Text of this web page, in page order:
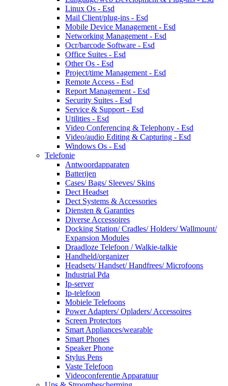
Linux Os - Esd
Mail Client/plug-ins - Esd
Mobile Device Management - Esd
Networking Management - Esd
Ocr/barcode Software - Esd
Office Suites - Esd
Other Os - Esd
Project/time Management - Esd
Remote Access - Esd
Report Management - Esd
Security Suites - Esd
Service & Support - Esd
Utilities - Esd
Video Conferencing & Telephony - Esd
Video/audio Editing & Capturing - Esd
Windows Os - Esd
Telefonie
Antwoordapparaten
Batterijen
Cases/ Bags/ Sleeves/ Skins
Dect Headset
Dect Systems & Accessories
Diensten & Garanties
Diverse Accessoires
Docking Station/ Cradles/ Holders/ Wallmount/
Expansion Modules
Draadloze Telefoon / Walkie-talkie
Handheld/organizer
Headsets/ Handset/ Handfrees/ Microfoons
Industrial Pda
Ip-server
Ip-telefoon
Mobiele Telefoons
Power Adapters/ Opladers/ Accessoires
Screen Protectors
Smart Appliances/wearable
Smart Phones
Speaker Phone
Stylus Pens
Vaste Telefoon
Videoconferentie Apparatuur